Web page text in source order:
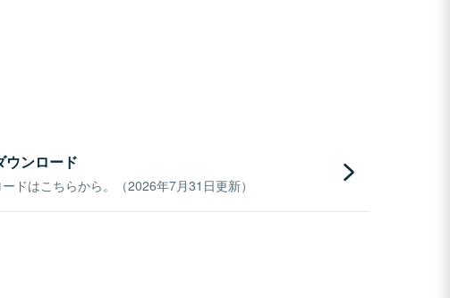
ウンロード
ドはこちらから。（2026年7月31日更新）